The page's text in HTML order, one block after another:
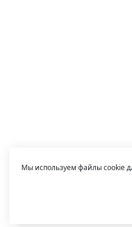
Мы используем файлы cookie